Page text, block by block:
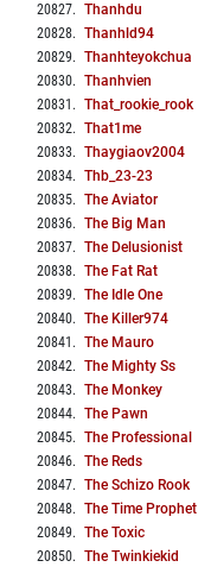
20827. Thanhdu
20828. Thanhld94
20829. Thanhteyokchua
20830. Thanhvien
20831 . That_rookie_rook
20832. That1me
20833. Thaygiaov2004
20834. Thb_23-23
20835. The Aviator
20836. The Big Man
20837. The Delusionist
20838. The Fat Rat
20839. The Idle One
20840. The Killer974
20841 . The Mauro
20842. The Mighty Ss
20843. The Monkey
20844. The Pawn
20845. The Professional
20846. The Reds
20847. The Schizo Rook
20848. The Time Prophet
20849. The Toxic
20850. The Twinkiekid